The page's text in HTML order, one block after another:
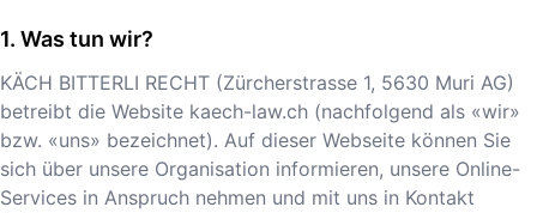
Was tun wir?
KÄCH BITTERLI RECHT (Zürcherstrasse 1, 5630 Muri AG)
betreibt die Website kaech-law.ch (nachfolgend als «wir»
bzw. «uns» bezeichnet). Auf dieser Webseite können Sie
sich über unsere Organisation informieren, unsere Online-
Services in Anspruch nehmen und mit uns in Kontakt